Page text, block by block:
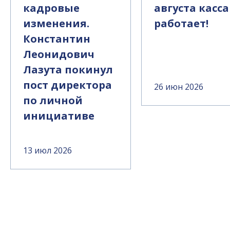
кадровые
изменения.
Константин
Леонидович
Лазута покинул
пост директора
по личной
инициативе
13 июл 2026
августа
работает!
26 июн 2026